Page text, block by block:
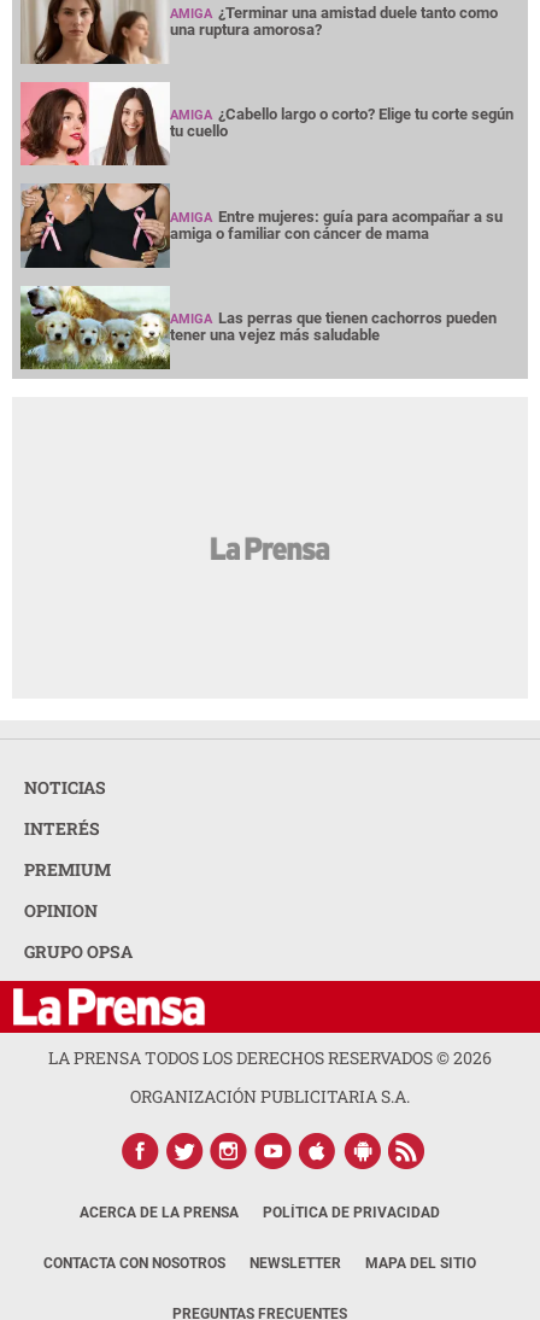
AMIGA ¿Terminar una amistad duele tanto como
una ruptura amorosa?
AMIGA ¿Cabello largo o corto? Elige tu corte según
tu cuello
AMIGA Entre mujeres: guía para acompañar a su
amiga o familiar con cáncer de mama
AMIGA Las perras que tienen cachorros pueden
tener una vejez más saludable
NOTICIAS
INTERÉS
PREMIUM
OPINION
GRUPO OPSA
LA PRENSA TODOS LOS DERECHOS RESERVADOS ©2026
ORGANIZACIÓN PUBLICITARIA S.A.
ACERCA DE LA PRENSA POLÍTICA DE PRIVACIDAD
CONTACTA CON NOSOTROS NEWSLETTER MAPA DEL SITIO
PREGUNTAS FRECUENTES